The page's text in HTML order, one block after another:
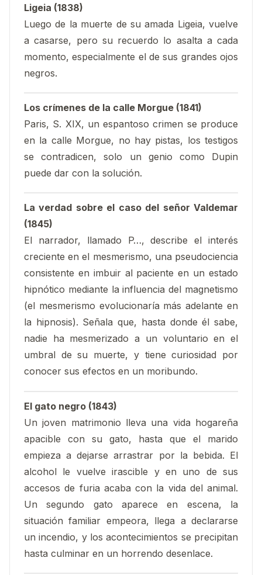
Ligeia (1838)
Luego de la muerte de su amada Ligeia, vuelve
a casarse, pero su recuerdo lo asalta a cada
momento, especialmente el de sus grandes ojos
negros.
Los crímenes de la calle Morgue (1841)
Paris, S. XIX, un espantoso crimen se produce
en la calle Morgue, no hay pistas, los testigos
se contradicen, solo un genio como Dupin
puede dar con la solución.
La verdad sobre el caso del señor Valdemar
(1845)
El narrador, llamado P…, describe el interés
creciente en el mesmerismo, una pseudociencia
consistente en imbuir al paciente en un estado
hipnótico mediante la influencia del magnetismo
(el mesmerismo evolucionaría más adelante en
la hipnosis). Señala que, hasta donde él sabe,
nadie ha mesmerizado a un voluntario en el
umbral de su muerte, y tiene curiosidad por
conocer sus efectos en un moribundo.
El gato negro (1843)
Un joven matrimonio lleva una vida hogareña
apacible con su gato, hasta que el marido
empieza a dejarse arrastrar por la bebida. El
alcohol le vuelve irascible y en uno de sus
accesos de furia acaba con la vida del animal.
Un segundo gato aparece en escena, la
situación familiar empeora, llega a declararse
un incendio, y los acontecimientos se precipitan
hasta culminar en un horrendo desenlace.